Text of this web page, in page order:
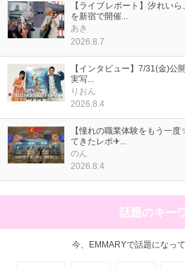
【ライブレポート】汐れい
を新宿で開催...
あき
2026.8.7
【インタビュー】7/31(金)公
実写...
りおん
2026.8.4
【憧れの職業体験をもう一
てきたレポ✈...
のん
2026.8.4
話題のキー
今、EMMARYで話題になっ